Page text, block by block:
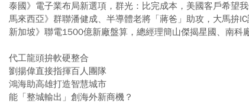
泰國》電子業布局新選項，群光：比完成本，美國客戶希望
馬來西亞》群聯潘健成、半導體老將「蔣爸」助攻，大馬拚
新加坡》聯電1500億新廠盤算，總經理簡山傑揭星國、南科
代工龍頭拚軟硬整合
劉揚偉直接指揮百人團隊
鴻海助高雄打造智慧城市
能「整城輸出」創海外新商機？